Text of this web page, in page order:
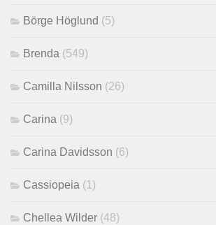
Börge Höglund (5)
Brenda (549)
Camilla Nilsson (26)
Carina (9)
Carina Davidsson (6)
Cassiopeia (1)
Chellea Wilder (48)